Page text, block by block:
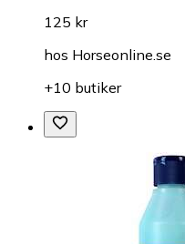
125 kr
hos Horseonline.se
+10 butiker